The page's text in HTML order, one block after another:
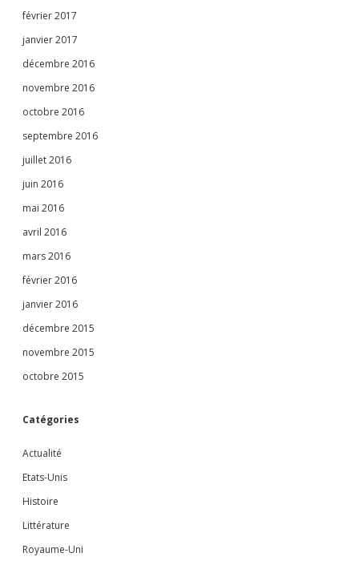
février 2017
janvier 2017
décembre 2016
novembre 2016
octobre 2016
septembre 2016
juillet 2016
juin 2016
mai 2016
avril 2016
mars 2016
février 2016
janvier 2016
décembre 2015
novembre 2015
octobre 2015
Catégories
Actualité
Etats-Unis
Histoire
Littérature
Royaume-Uni